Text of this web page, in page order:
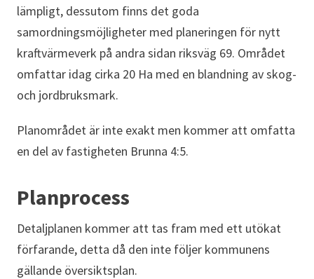
lämpligt, dessutom finns det goda
samordningsmöjligheter med planeringen för nytt
kraftvärmeverk på andra sidan riksväg 69. Området
omfattar idag cirka 20 Ha med en blandning av skog-
och jordbruksmark.
Planområdet är inte exakt men kommer att omfatta
en del av fastigheten Brunna 4:5.
Planprocess
Detaljplanen kommer att tas fram med ett utökat
förfarande, detta då den inte följer kommunens
gällande översiktsplan.